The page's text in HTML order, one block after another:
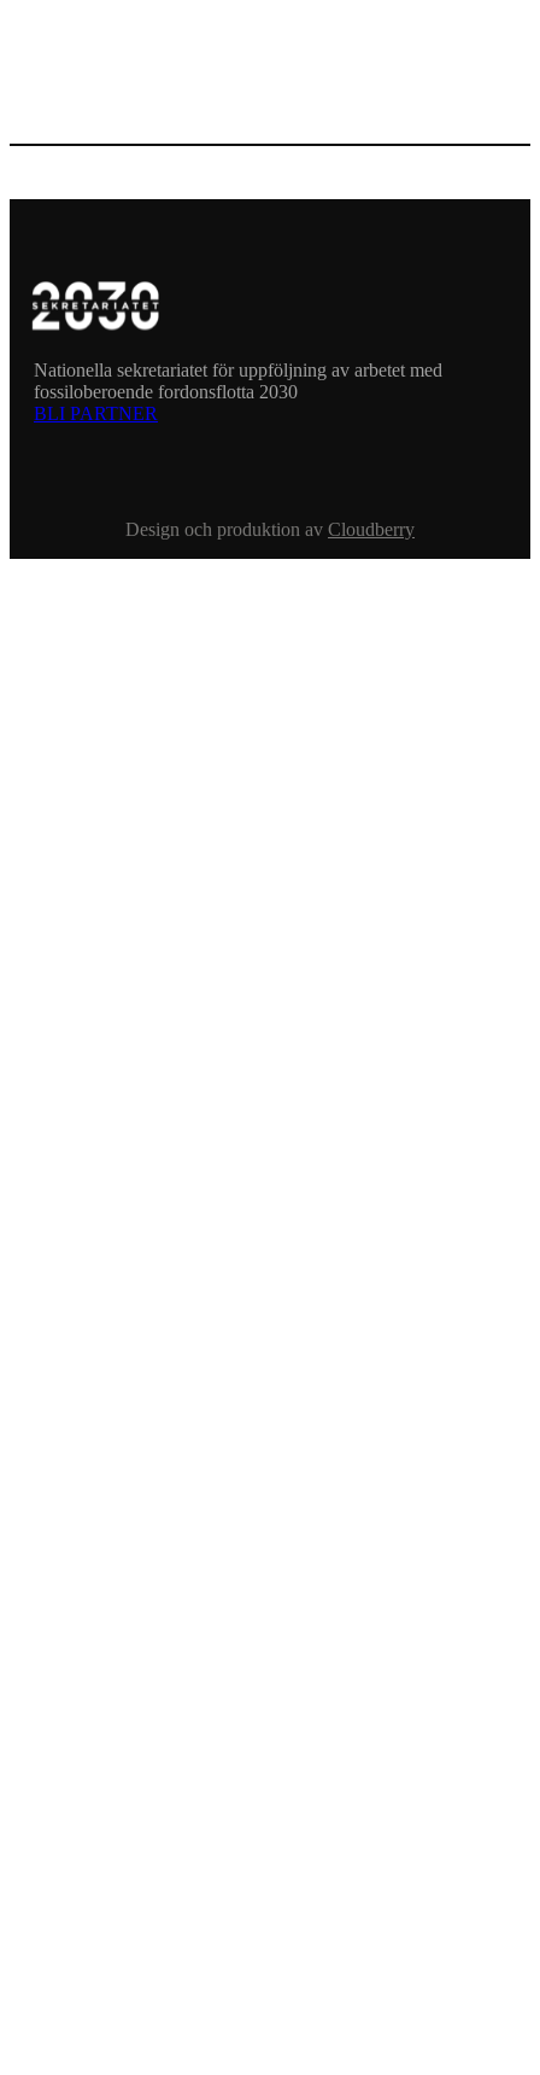
Nationella sekretariatet för uppföljning av arbetet med
fossiloberoende fordonsflotta 2030
BLI PARTNER
Design och produktion av Cloudberry